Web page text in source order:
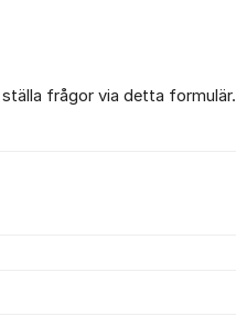
frågor via detta formulär.